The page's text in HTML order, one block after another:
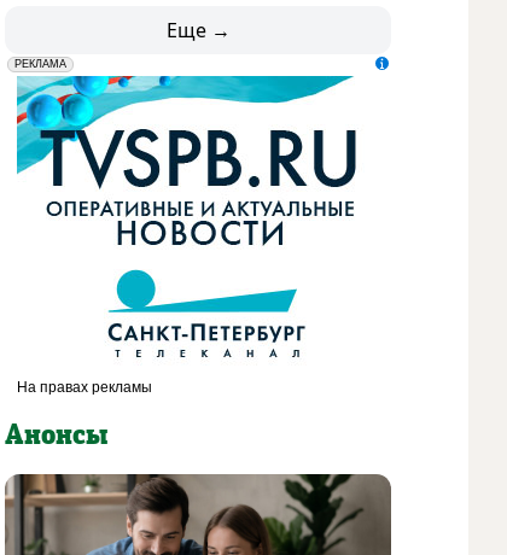
Еще →
erid: LdtCK5udn
РЕКЛАМА
АО "ГАТР", ИНН: 7841320717
Анонсы